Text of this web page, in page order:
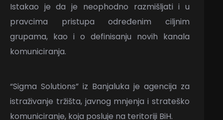
Istakao je da je neophodno razmišljati i u
pravcima pristupa određenim ciljnim
grupama, kao i o definisanju novih kanala
komuniciranja.
“Sigma Solutions” iz Banjaluka je agencija za
istraživanje tržišta, javnog mnjenja i strateško
komuniciranje, koja posluje na teritoriji BiH.